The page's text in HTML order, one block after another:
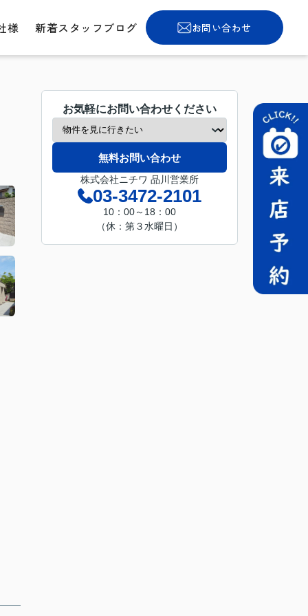
様 新着スタッフブログ お問い合わせ
お気軽にお問い合わせください
無料お問い合わせ
株式会社ニチワ 品川営業所
03-3472-2101
10：00～18：00
（休：第３水曜日）